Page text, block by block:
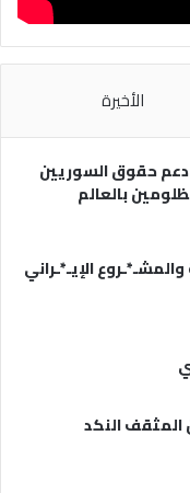
الأخيرة
حقوق السوريين
بالعالم
الإيـ*ـراني
المثقف النكد